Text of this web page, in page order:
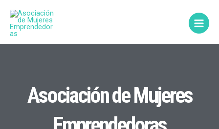
contenido
Menu
Asociación de Mujeres